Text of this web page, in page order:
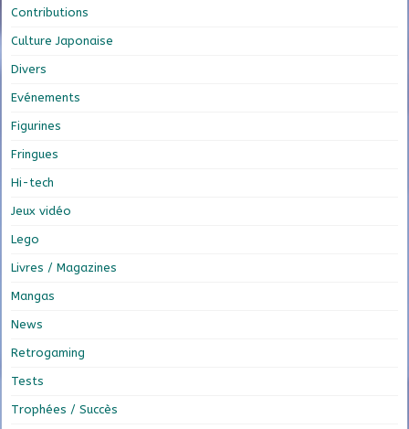
Contributions
Culture Japonaise
Divers
Evénements
Figurines
Fringues
Hi-tech
Jeux vidéo
Lego
Livres / Magazines
Mangas
News
Retrogaming
Tests
Trophées / Succès